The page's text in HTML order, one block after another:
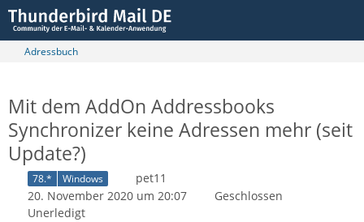
Adressbuch
Mit dem AddOn Addressbooks
Synchronizer keine Adressen mehr (seit
Update?)
78.* Windows
pet11
20. November 2020 um 20:07
Geschlossen
Unerledigt